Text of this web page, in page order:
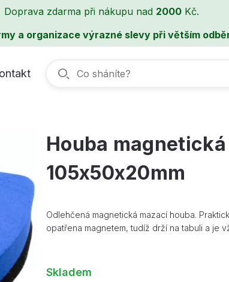
Doprava zdarma při nákupu nad 2000 Kč.
a organizace výrazné slevy při větším
Houba
105x50x20mm
Odlehčená magnetická mazací houba.
opatřena magnetem, tudíž drží na tabuli a je
Skladem